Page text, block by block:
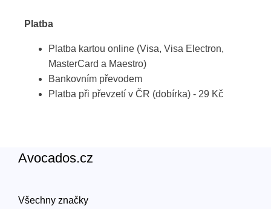
Platba
Platba kartou online (Visa, Visa Electron,
MasterCard a Maestro)
Bankovním převodem
Platba při převzetí v ČR (dobírka) - 29 Kč
Avocados.cz
Všechny značky